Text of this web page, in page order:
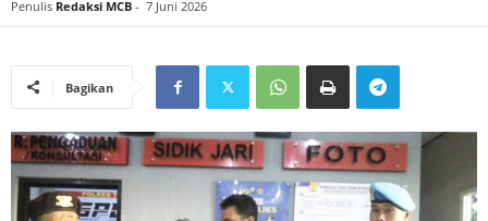
Penulis Redaksi MCB - 7 Juni 2026
Bagikan